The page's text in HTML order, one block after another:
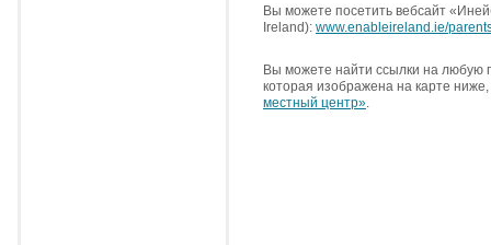
Вы можете посетить вебсайт
Ireland): www.enableireland.ie/
Вы можете найти ссылки на любую
которая изображена на карте
местный центр».